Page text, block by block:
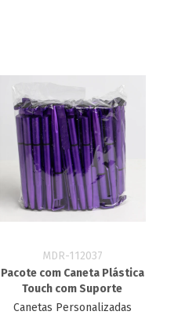
MDR-112037
Pacote com Caneta Plástica
Touch com Suporte
Canetas Personalizadas